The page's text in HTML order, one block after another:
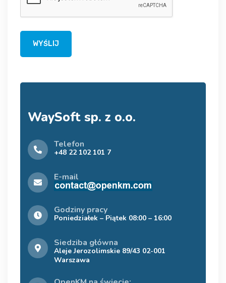
WYŚLIJ
WaySoft sp. z o.o.
Telefon
+48 22 102 101 7
E-mail
Godziny pracy
Poniedziałek – Piątek 08:00 – 16:00
Siedziba główna
Aleje Jerozolimskie 89/43 02-001
Warszawa